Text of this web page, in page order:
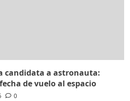
candidata a astronauta:
de vuelo al espacio
0